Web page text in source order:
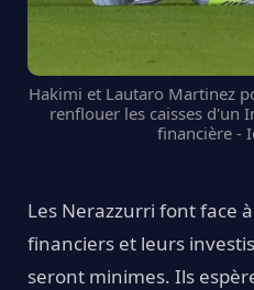
Hakimi et Lautaro Martinez
renflouer les caisses d'un
financière -
Les Nerazzurri font face
financiers et leurs
seront minimes. Ils